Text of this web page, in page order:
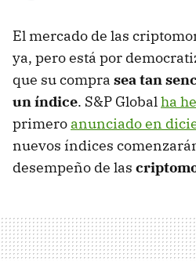
El mercado de las
ya, pero está por
que su compra sea tan
un índice. S&P Globalha
primero anunciado en
nuevos índices
desempeño de las